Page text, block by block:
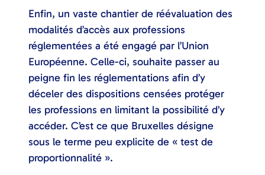
Enfin, un vaste chantier de réévaluation des
modalités d’accès aux professions
réglementées a été engagé par l’Union
Européenne. Celle-ci, souhaite passer au
peigne fin les réglementations afin d’y
déceler des dispositions censées protéger
les professions en limitant la possibilité d’y
accéder. C’est ce que Bruxelles désigne
sous le terme peu explicite de « test de
proportionnalité ».